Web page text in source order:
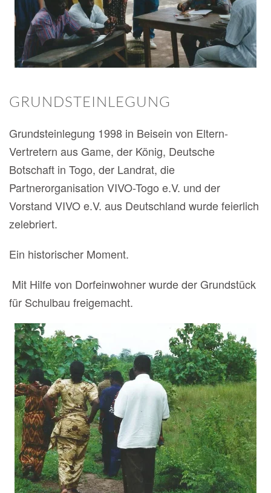
GRUNDSTEINLEGUNG
Grundsteinlegung 1998 in Beisein von Eltern-
Vertretern aus Game, der König, Deutsche
Botschaft in Togo, der Landrat, die
Partnerorganisation VIVO-Togo e.V. und der
Vorstand VIVO e.V. aus Deutschland wurde feierlich
zelebriert.
Ein historischer Moment.
Mit Hilfe von Dorfeinwohner wurde der Grundstück
für Schulbau freigemacht.
BILD ANZEIGEN